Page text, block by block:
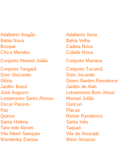
Adalberto Aragão Adalberto Sena
Bahia Nova Bahia Velha
Bosque Cadeia Nova
Chico Mendes Cidade Nova
Conjunto Manoel Julião Conjunto Mariana
Conjunto Tangará Conjunto Tucumã
Dom Giocondo Dom Jocondo
Glória Green Garden Residence
Jardim Brasil Jardim de Alah
José Augusto Loteamento Bom Jesus
Loteamento Santo Afonso Manoel Julião
Oscar Passos Ouricuri
Paz Placas
Quinze Renoir Residence
Santa Helena Santa Inês
Tancredo Neves Taquari
Vila Albert Sampaio Vila da Amizade
Wanderley Dantas West Amazon